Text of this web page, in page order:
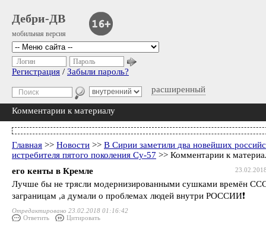
Дебри-ДВ
мобильная версия
расширенный
Логин Пароль
Регистрация / Забыли пароль?
Комментарии к материалу
Главная >> Новости >> В Сирии заметили два новейших
истребителя пятого поколения Су-57 >> Комментарии к
его кенты в Кремле
Лучше бы не трясли модернизированными сушками времён
заграницам ,а думали о проблемах людей внутри РОССИИ❗️
Отредактировано 23.02.2018 01:16:42
Ответить
Цитировать